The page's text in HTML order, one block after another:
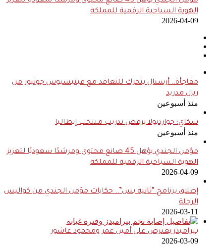
الهوية السياحية الرقمية للمملكة
2026-04-09
مفاجأة.. أرسنال يتحرك للتعاقد مع فينيسيوس جونيور من
ريال مدريد
منذ أسبوعين
سكاي: جوارديولا يرفض تدريب منتخب إيطاليا
منذ أسبوعين
مؤمن الجندي يؤهل 45 صانع محتوى ومرشدًا سعوديًا لتعزيز
الهوية السياحية الرقمية للمملكة
2026-04-09
إطلاق برنامج “ثانية بس”.. حكايات مؤمن الجندي من كواليس
الرحلة
2026-03-11
بيراميدز يعترض على أمين عمر ومحمود عاشور
2026-03-09